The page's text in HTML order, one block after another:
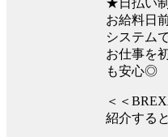
お給料日
システム
お仕事を
も安心◎
＜＜
紹介する